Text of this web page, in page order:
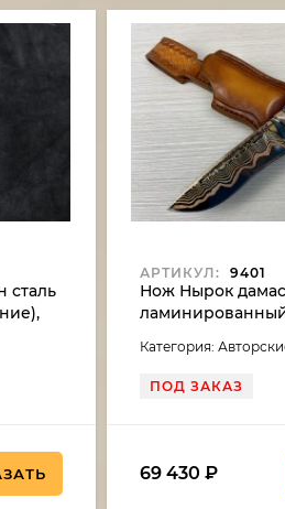
сталь
АРТИКУЛ: 9401
Нож Нырок
клена, мокуме-
Категория:
ПОД ЗАКАЗ
69 430 ₽